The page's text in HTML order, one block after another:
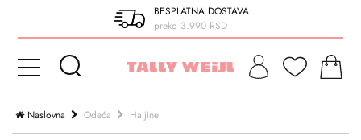
BESPLATNA DOSTAVA
preko 3.990 RSD
Naslovna Odeća Haljine